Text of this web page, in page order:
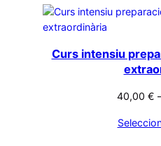
Curs intensiu
40,00 €